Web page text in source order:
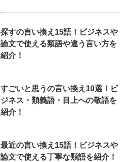
探すの言い換え15語！ビジネスや
論文で使える類語や違う言い方を
紹介！
すごいと思うの言い換え10選！ビ
ジネス・類義語・目上への敬語を
紹介！
最近の言い換え15語！ビジネスや
論文で使える丁寧な類語を紹介！